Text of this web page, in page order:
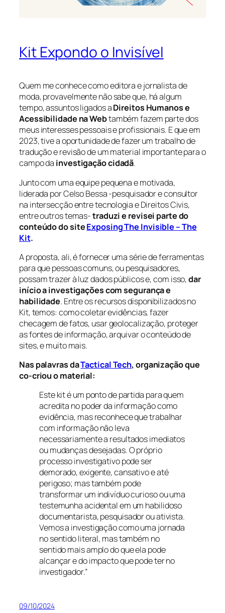
Kit Expondo o Invisível
Quem me conhece como editora e jornalista de
moda, provavelmente não sabe que, há algum
tempo, assuntos ligados aDireitos Humanos e
Acessibilidade na Webtambém fazem parte dos
meus interesses pessoais e profissionais. E que em
2023, tive a oportunidade de fazer um trabalho de
tradução e revisão de um material importante para o
campo da investigação cidadã.
Junto com uma equipe pequena e motivada,
liderada por Celso Bessa -pesquisador e consultor
na intersecção entre tecnologia e Direitos Civis,
entre outros temas-traduzi e revisei parte do
conteúdo do siteExposing The Invisible – The
Kit.
A proposta, ali, é fornecer uma série de ferramentas
para que pessoas comuns, ou pesquisadores,
possam trazer à luz dados públicos e, com isso,dar
início a investigações com segurança e
habilidade. Entre os recursos disponibilizados no
Kit, temos: como coletar evidências, fazer
checagem de fatos, usar geolocalização, proteger
as fontes de informação, arquivar o conteúdo de
sites, e muito mais.
Nas palavras daTactical Tech, organização que
co-criou o material:
Este kit é um ponto de partida para quem
acredita no poder da informação como
evidência, mas reconhece que trabalhar
com informação não leva
necessariamente a resultados imediatos
ou mudanças desejadas. O próprio
processo investigativo pode ser
demorado, exigente, cansativo e até
perigoso; mas também pode
transformar um indivíduo curioso ou uma
testemunha acidental em um habilidoso
documentarista, pesquisador ou ativista.
Vemos a investigação como uma jornada
no sentido literal, mas também no
sentido mais amplo do que ela pode
alcançar e do impacto que pode ter no
investigador.”
09/10/2024